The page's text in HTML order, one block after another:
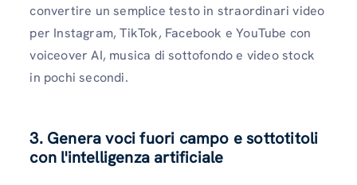
convertire un semplice testo in straordinari video
per Instagram, TikTok, Facebook e YouTube con
voiceover AI, musica di sottofondo e video stock
in pochi secondi.
3. Genera voci fuori campo e sottotitoli
con l'intelligenza artificiale